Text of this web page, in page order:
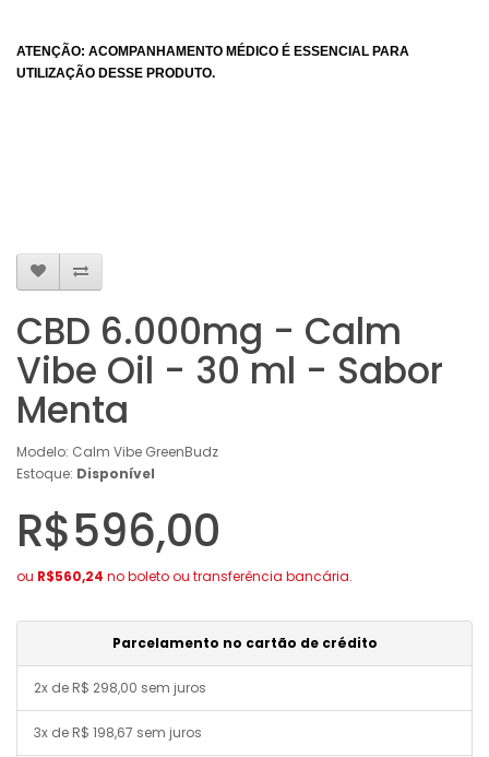
ATENÇÃO: ACOMPANHAMENTO MÉDICO É ESSENCIAL PARA
UTILIZAÇÃO DESSE PRODUTO.
CBD 6.000mg - Calm
Vibe Oil - 30 ml - Sabor
Menta
Modelo: Calm Vibe GreenBudz
Estoque: Disponível
R$596,00
ou R$560,24 no boleto ou transferência bancária.
Parcelamento no cartão de crédito
2x de R$ 298,00 sem juros
3x de R$ 198,67 sem juros